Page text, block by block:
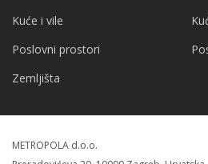
Kuće i vile
Poslovni prostori
Zemljišta
METROPOLA d.o.o.